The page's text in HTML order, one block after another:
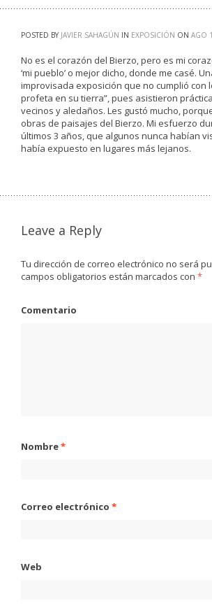
POSTED BY JAVIER SAHAGÚN IN EXPOSICIÓN ON AGO
No es el corazón del Bierzo, pero es mi
‘mi pueblo’ o mejor dicho, donde me casé.
improvisada exposición que no cumplió con
profeta en su tierra”, pues asistieron
vecinos y aledaños. Les gustó mucho,
obras de paisajes del Bierzo. Mi esfuerzo
últimos 3 años, que algunos nunca habían
había expuesto en lugares más lejanos.
Leave a Reply
Tu dirección de correo electrónico no será
campos obligatorios están marcados con *
Comentario
Nombre*
Correo electrónico *
Web